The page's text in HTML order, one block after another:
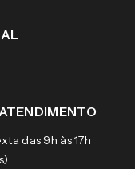
de uso
das 9h às 17h